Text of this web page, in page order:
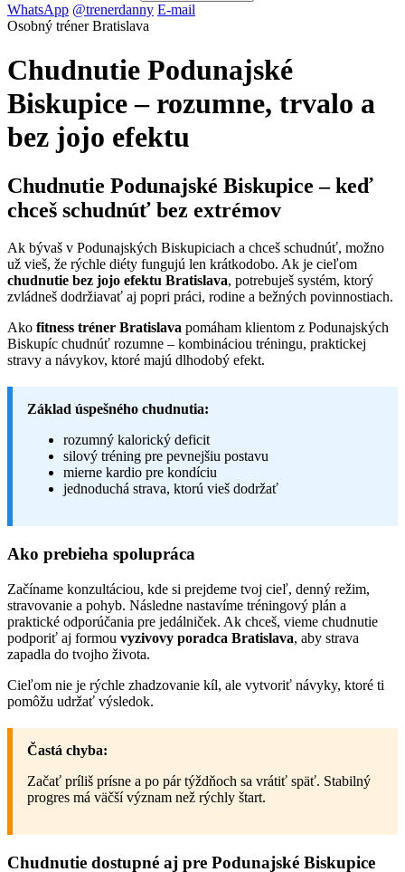
WhatsApp @trenerdanny E-mail
Osobný tréner Bratislava
Chudnutie Podunajské
Biskupice – rozumne, trvalo a
bez jojo efektu
Chudnutie Podunajské Biskupice – keď
chceš schudnúť bez extrémov
Ak bývaš v Podunajských Biskupiciach a chceš schudnúť, možno
už vieš, že rýchle diéty fungujú len krátkodobo. Ak je cieľom
chudnutie bez jojo efektu Bratislava, potrebuješ systém, ktorý
zvládneš dodržiavať aj popri práci, rodine a bežných povinnostiach.
Ako fitness tréner Bratislava pomáham klientom z Podunajských
Biskupíc chudnúť rozumne – kombináciou tréningu, praktickej
stravy a návykov, ktoré majú dlhodobý efekt.
Základ úspešného chudnutia:
rozumný kalorický deficit
silový tréning pre pevnejšiu postavu
mierne kardio pre kondíciu
jednoduchá strava, ktorú vieš dodržať
Ako prebieha spolupráca
Začíname konzultáciou, kde si prejdeme tvoj cieľ, denný režim,
stravovanie a pohyb. Následne nastavíme tréningový plán a
praktické odporúčania pre jedálniček. Ak chceš, vieme chudnutie
podporiť aj formou vyzivovy poradca Bratislava, aby strava
zapadla do tvojho života.
Cieľom nie je rýchle zhadzovanie kíl, ale vytvoriť návyky, ktoré ti
pomôžu udržať výsledok.
Častá chyba:
Začať príliš prísne a po pár týždňoch sa vrátiť späť. Stabilný
progres má väčší význam než rýchly štart.
Chudnutie dostupné aj pre Podunajské Biskupice